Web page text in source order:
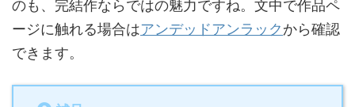
のも、完結作ならではの魅力ですね。文中で作品ペ
ージに触れる場合はアンデッドアンラックから確認
できます。